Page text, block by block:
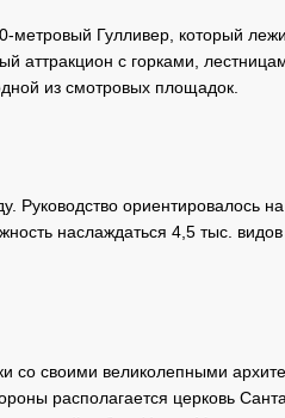
Гулливер, который
аттракцион с горками,
из смотровых площадок.
Руководство ориентировалось
наслаждаться 4,5 тыс.
со своими великолепными
располагается церковь